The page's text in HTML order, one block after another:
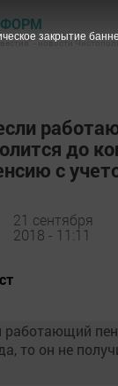
- новости
до
с
21 сентября
2018 - 11:11
закрытие